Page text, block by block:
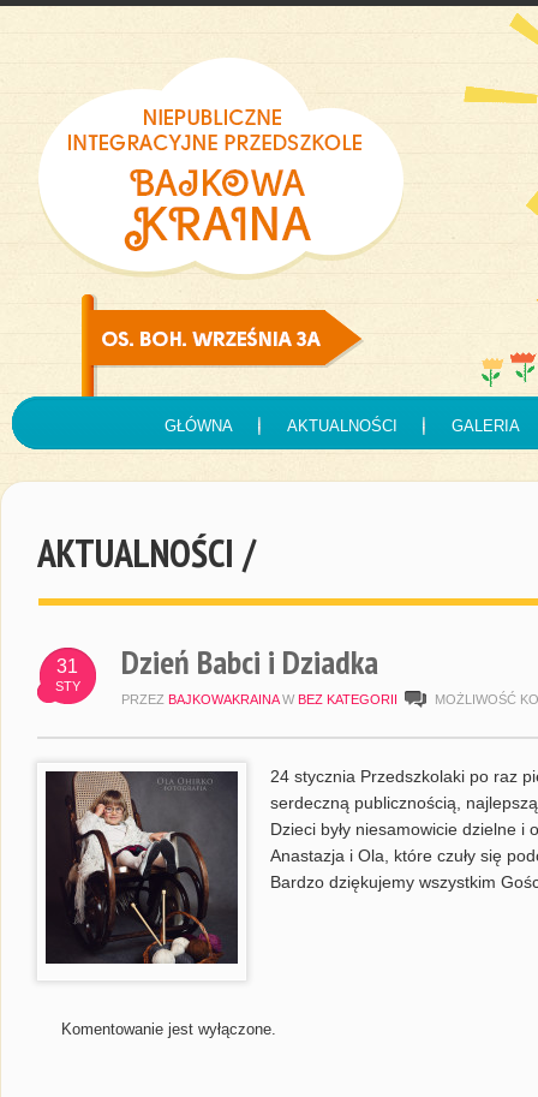
GŁÓWNA AKTUALNOŚCI GALERIA
AKTUALNOŚCI /
31
STY
Dzień Babci i Dziadka
PRZEZ BAJKOWAKRAINA W BEZ KATEGORII MOŻLIWOŚĆ
24 stycznia Przedszkolaki po raz
serdeczną publicznością,
Dzieci były niesamowicie dzielne i
Anastazja i Ola, które czuły się
Bardzo dziękujemy wszystkim
Komentowanie jest wyłączone.